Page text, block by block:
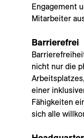
Engagement
Mitarbeiter
Barrierefrei
nicht nur die
einer
Fähigkeiten
sich alle